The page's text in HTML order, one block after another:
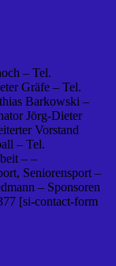
– Tel.
Gräfe – Tel.
Barkowski –
Jörg-Dieter
Vorstand
– Tel.
– –
Seniorensport –
– Sponsoren
[si-contact-form